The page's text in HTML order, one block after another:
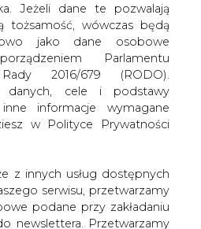
Jeżeli dane te pozwalają
tożsamość, wówczas będą
jako dane osobowe
Parlamentu
2016/679 (RODO).
danych, cele i podstawy
informacje wymagane
w Polityce Prywatności
z innych usług dostępnych
serwisu, przetwarzamy
podane przy zakładaniu
newslettera. Przetwarzamy